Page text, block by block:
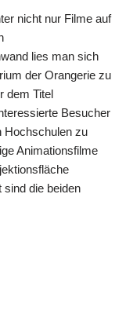
nicht nur Filme auf
lies man sich
der Orangerie zu
dem Titel
Besucher
Hochschulen zu
Animationsfilme
die beiden